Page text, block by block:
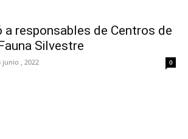
a responsables de Centros de
Silvestre
junio , 2022 0